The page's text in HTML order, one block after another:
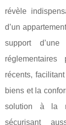
révèle
d’un
support d’une
réglementaires
récents,
biens et la
solution à la
sécurisant